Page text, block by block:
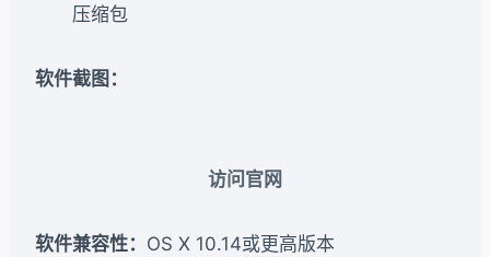
压缩包
软件截图：
访问官网
软件兼容性： OS X 10.14或更高版本